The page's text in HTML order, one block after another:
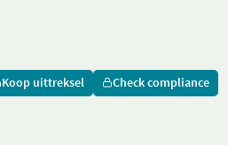
Koop uittreksel Check compliance